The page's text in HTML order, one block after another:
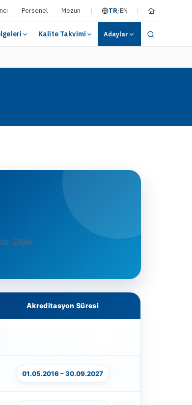
Personel Mezun TR/EN
Kalite Takvimi Adaylar
Diğer
Akreditasyon Süresi
01.05.2016 – 30.09.2027